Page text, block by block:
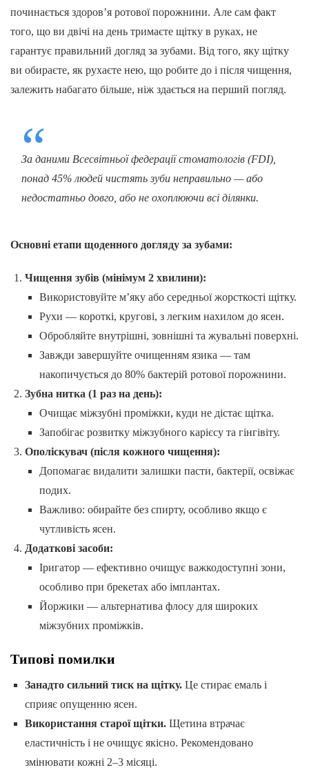
починається здоров’я ротової порожнини. Але сам факт
того, що ви двічі на день тримаєте щітку в руках, не
гарантує правильний догляд за зубами. Від того, яку щітку
ви обираєте, як рухаєте нею, що робите до і після чищення,
залежить набагато більше, ніж здається на перший погляд.
За даними Всесвітньої федерації стоматологів (FDI),
понад 45% людей чистять зуби неправильно — або
недостатньо довго, або не охоплюючи всі ділянки.
Основні етапи щоденного догляду за зубами:
Чищення зубів (мінімум 2 хвилини):
Використовуйте м’яку або середньої жорсткості щітку.
Рухи — короткі, кругові, з легким нахилом до ясен.
Обробляйте внутрішні, зовнішні та жувальні поверхні.
Завжди завершуйте очищенням язика — там
накопичується до 80% бактерій ротової порожнини.
Зубна нитка (1 раз на день):
Очищає міжзубні проміжки, куди не дістає щітка.
Запобігає розвитку міжзубного карієсу та гінгівіту.
Ополіскувач (після кожного чищення):
Допомагає видалити залишки пасти, бактерії, освіжає
подих.
Важливо: обирайте без спирту, особливо якщо є
чутливість ясен.
Додаткові засоби:
Іригатор — ефективно очищує важкодоступні зони,
особливо при брекетах або імплантах.
Йоржики — альтернатива флосу для широких
міжзубних проміжків.
Типові помилки
Занадто сильний тиск на щітку.Це стирає емаль і
сприяє опущенню ясен.
Використання старої щітки.Щетина втрачає
еластичність і не очищує якісно. Рекомендовано
змінювати кожні 2–3 місяці.